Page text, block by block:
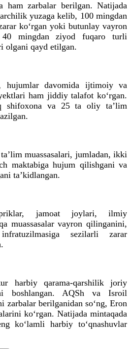
ham zarbalar berilgan. Natijada
yuzaga kelib, 100 mingdan
ko‘rgan yoki butunlay vayron
40 mingdan ziyod fuqaro turli
olgani qayd etilgan.
hujumlar davomida ijtimoiy va
ham jiddiy talafot ko‘rgan.
shifoxona va 25 ta oliy ta’lim
muassasalari, jumladan, ikki
maktabiga hujum qilishgani va
ta’kidlangan.
jamoat joylari, ilmiy
muassasalar vayron qilinganini,
sezilarli zarar
harbiy qarama-qarshilik joriy
boshlangan. AQSh va Isroil
zarbalar berilganidan so‘ng, Eron
ko‘rgan. Natijada mintaqada
ko‘lamli harbiy to‘qnashuvlar